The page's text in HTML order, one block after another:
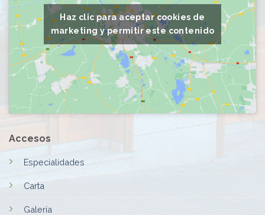
Haz clic para aceptar cookies de
marketing y permitir este contenido
Accesos
Especialidades
Carta
Galería